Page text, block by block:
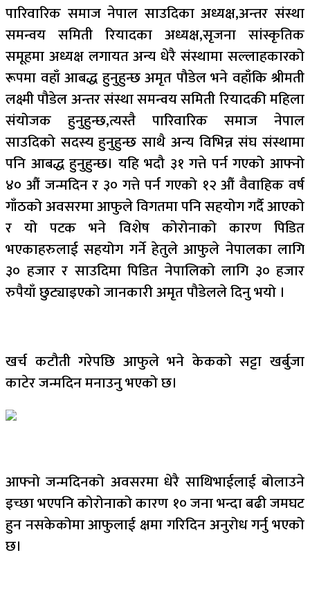
पारिवारिक समाज नेपाल साउदिका अध्यक्ष,अन्तर संस्था
समन्वय समिती रियादका अध्यक्ष,सृजना सांस्कृतिक
समूहमा अध्यक्ष लगायत अन्य धेरै संस्थामा सल्लाहकारको
रूपमा वहाँ आबद्ध हुनुहुन्छ अमृत पौडेल भने वहाँकि श्रीमती
लक्ष्मी पौडेल अन्तर संस्था समन्वय समिती रियादकी महिला
संयोजक हुनुहुन्छ,त्यस्तै पारिवारिक समाज नेपाल
साउदिको सदस्य हुनुहुन्छ साथै अन्य विभिन्न संघ संस्थामा
पनि आबद्ध हुनुहुन्छ। यहि भदौ ३१ गत्ते पर्न गएको आफ्नो
४० औं जन्मदिन र ३० गत्ते पर्न गएको १२ औं वैवाहिक वर्ष
गाँठको अवसरमा आफुले विगतमा पनि सहयोग गर्दै आएको
र यो पटक भने विशेष कोरोनाको कारण पिडित
भएकाहरुलाई सहयोग गर्ने हेतुले आफुले नेपालका लागि
३० हजार र साउदिमा पिडित नेपालिको लागि ३० हजार
रुपैयाँ छुट्याइएको जानकारी अमृत पौडेलले दिनु भयो ।
खर्च कटौती गरेपछि आफुले भने केकको सट्टा खर्बुजा
काटेर जन्मदिन मनाउनु भएको छ।
आफ्नो जन्मदिनको अवसरमा धेरै साथिभाईलाई बोलाउने
इच्छा भएपनि कोरोनाको कारण १० जना भन्दा बढी जमघट
हुन नसकेकोमा आफुलाई क्षमा गरिदिन अनुरोध गर्नु भएको
छ।